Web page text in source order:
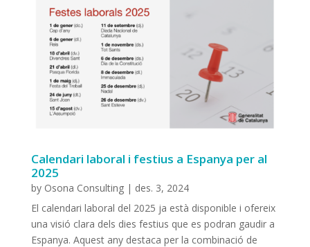
Calendari laboral i festius a Espanya per al
2025
by Osona Consulting| des. 3, 2024
El calendari laboral del 2025 ja està disponible i ofereix
una visió clara dels dies festius que es podran gaudir a
Espanya. Aquest any destaca per la combinació de